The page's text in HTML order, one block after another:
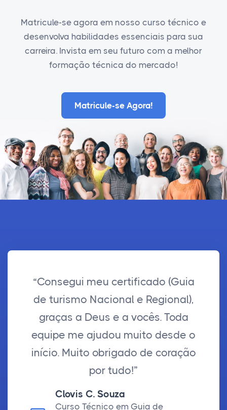
Matricule-se agora em nosso curso técnico e
desenvolva habilidades essenciais para sua
carreira. Invista em seu futuro com a melhor
formação técnica do mercado!
Matricule-se Agora!
“Consegui meu certificado (Guia
de turismo Nacional e Regional),
graças a Deus e a vocês. Toda
equipe me ajudou muito desde o
início. Muito obrigado de coração
por tudo!”
Clovis C. Souza
Curso Técnico em Guia de